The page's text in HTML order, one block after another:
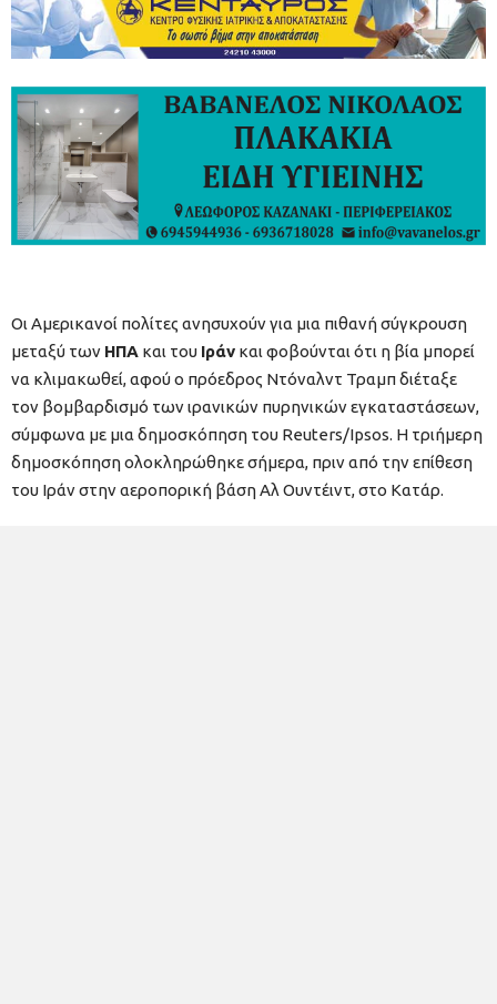
Οι Αμερικανοί πολίτες ανησυχούν για μια πιθανή σύγκρουση
μεταξύ των ΗΠΑ και του Ιράν και φοβούνται ότι η βία μπορεί
να κλιμακωθεί, αφού ο πρόεδρος Ντόναλντ Τραμπ διέταξε
τον βομβαρδισμό των ιρανικών πυρηνικών εγκαταστάσεων,
σύμφωνα με μια δημοσκόπηση του Reuters/Ipsos. Η τριήμερη
δημοσκόπηση ολοκληρώθηκε σήμερα, πριν από την επίθεση
του Ιράν στην αεροπορική βάση Αλ Ουντέιντ, στο Κατάρ.